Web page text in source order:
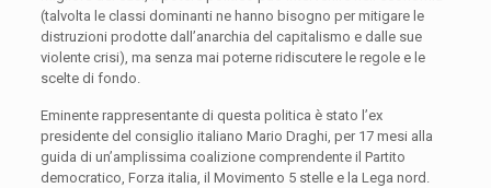
(talvolta le classi dominanti ne hanno bisogno per mitigare le
distruzioni prodotte dall’anarchia del capitalismo e dalle sue
violente crisi), ma senza mai poterne ridiscutere le regole e le
scelte di fondo.
Eminente rappresentante di questa politica è stato l’ex
presidente del consiglio italiano Mario Draghi, per 17 mesi alla
guida di un’amplissima coalizione comprendente il Partito
democratico, Forza italia, il Movimento 5 stelle e la Lega nord.